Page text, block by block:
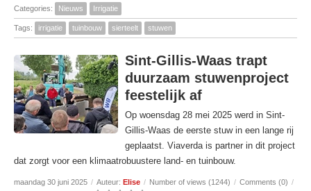
Categories: Nieuws Irrigatie
Tags: irrigatie tuinbouw sierteelt stuwen
Sint-Gillis-Waas trapt
duurzaam stuwenproject
feestelijk af
Op woensdag 28 mei 2025 werd in Sint-
Gillis-Waas de eerste stuw in een lange rij
geplaatst. Viaverda is partner in dit project
dat zorgt voor een klimaatrobuustere land- en tuinbouw.
maandag 30 juni 2025 / Auteur: Elise / Number of views (1244) / Comments (0) /